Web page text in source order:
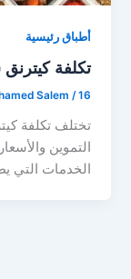
أطباق رئيسية
تكلفة
Salem /16 مايو، 2025
تختلف تكلفة
التموين
الخدمات التي